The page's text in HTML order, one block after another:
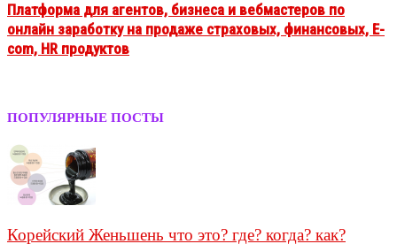
Платформа для агентов, бизнеса и вебмастеров по
онлайн заработку на продаже страховых, финансовых, E-
com, HR продуктов
ПОПУЛЯРНЫЕ ПОСТЫ
Корейский Женьшень что это? где? когда? как?